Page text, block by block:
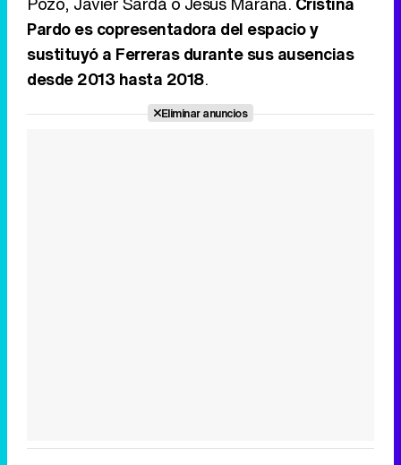
Pardo es copresentadora del espacio y
sustituyó a Ferreras durante sus ausencias
desde 2013 hasta 2018.
Eliminar anuncios